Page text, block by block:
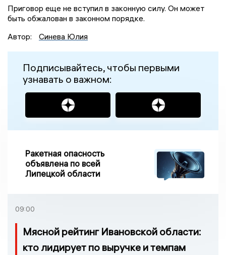
Приговор еще не вступил в законную силу. Он может
быть обжалован в законном порядке.
Автор:
Синева Юлия
Подписывайтесь, чтобы первыми
узнавать о важном:
Ракетная опасность
объявлена по всей
Липецкой области
09:00
Мясной рейтинг Ивановской области:
кто лидирует по выручке и темпам